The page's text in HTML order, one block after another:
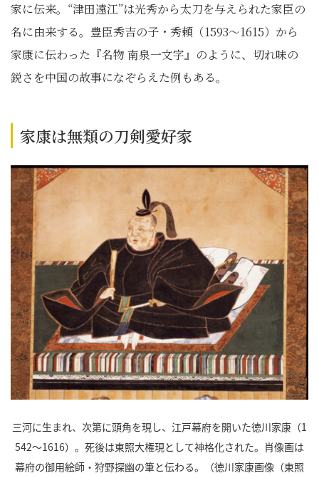
家に伝来。“津田遠江”は光秀から太刀を与えられた家臣の
名に由来する。豊臣秀吉の子・秀頼（1593～1615）から
家康に伝わった『名物 南泉一文字』のように、切れ味の
鋭さを中国の故事になぞらえた例もある。
家康は無類の刀剣愛好家
三河に生まれ、次第に頭角を現し、江戸幕府を開いた徳川家康（1
542～1616）。死後は東照大権現として神格化された。肖像画は
幕府の御用絵師・狩野探幽の筆と伝わる。（徳川家康画像（東照